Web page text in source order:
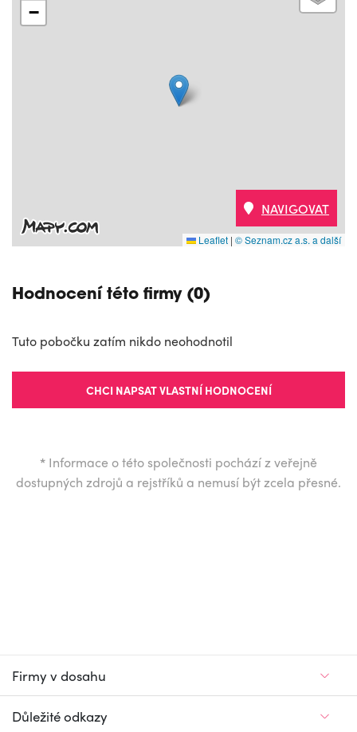
−
Leaflet | © Seznam.cz a.s. a další
NAVIGOVAT
Hodnocení této firmy (0)
Tuto pobočku zatím nikdo neohodnotil
CHCI NAPSAT VLASTNÍ HODNOCENÍ
* Informace o této společnosti pochází z veřejně
dostupných zdrojů a rejstříků a nemusí být zcela přesné.
Firmy v dosahu
Důležité odkazy